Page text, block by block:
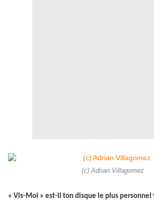
(c) Adrian Villagomez
« Vis-Moi » est-il ton disque le plus personnel